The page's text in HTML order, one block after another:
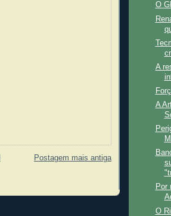
Postagem mais antiga
O
A
A
Por
O